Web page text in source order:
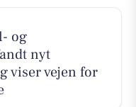
og
nyt
viser vejen for